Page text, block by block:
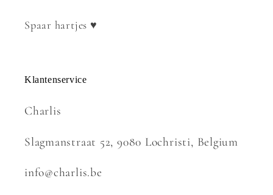
Spaar hartjes ♥
Klantenservice
Charlis
Slagmanstraat 52, 9080 Lochristi, Belgium
info@charlis.be